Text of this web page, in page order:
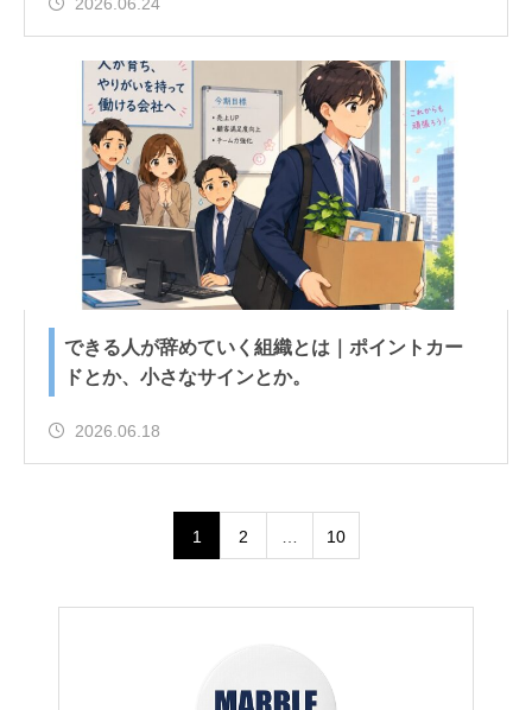
できる人が辞めていく組織とは｜ポイントカー
ドとか、小さなサインとか。
2026.06.18
1 2 10